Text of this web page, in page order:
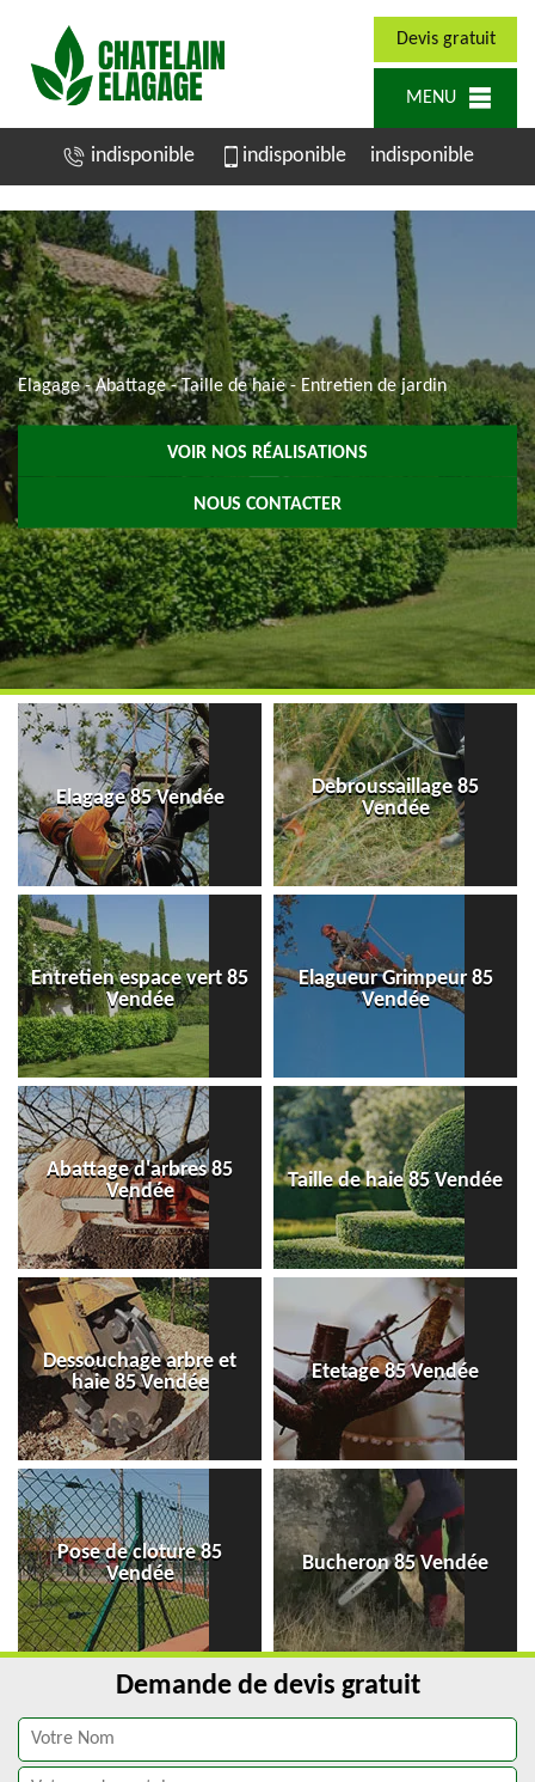
Devis gratuit
MENU
indisponible indisponible indisponible
Elagage - Abattage - Taille de haie - Entretien de jardin
VOIR NOS RÉALISATIONS
NOUS CONTACTER
Elagage 85 Vendée
Debroussaillage 85
Vendée
Entretien espace vert 85
Vendée
Elagueur Grimpeur 85
Vendée
Abattage d'arbres 85
Vendée
Taille de haie 85 Vendée
Dessouchage arbre et
haie 85 Vendée
Etetage 85 Vendée
Pose de cloture 85
Vendée
Bucheron 85 Vendée
Demande de devis gratuit